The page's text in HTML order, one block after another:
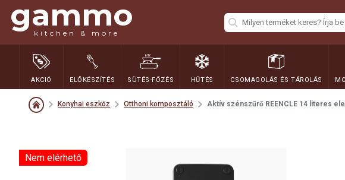
gammo
kitchen & more
AKCIÓ ELŐKÉSZÍTÉS SÜTÉS-FŐZÉS HŰTÉS CSOMAGOLÁS ÉS TÁROLÁS
Konyhai eszköz Otthoni komposztáló Aktív szénszűrő REENCLE 14 literes
Nem elérhető